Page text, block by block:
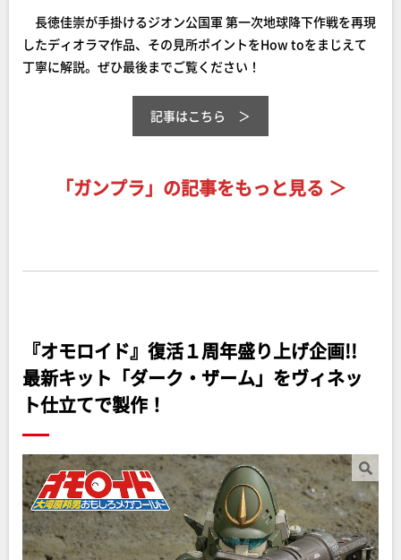
長徳佳崇が手掛けるジオン公国軍 第一次地球降下作戦を再現
したディオラマ作品、その見所ポイントをHow toをまじえて
丁寧に解説。ぜひ最後までご覧ください！
記事はこちら
「ガンプラ」の記事をもっと見る ＞
『オモロイド』復活１周年盛り上げ企画!!
最新キット「ダーク・ザーム」をヴィネッ
ト仕立てで製作！